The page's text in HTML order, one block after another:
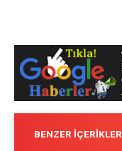
BENZER İÇERIKLER